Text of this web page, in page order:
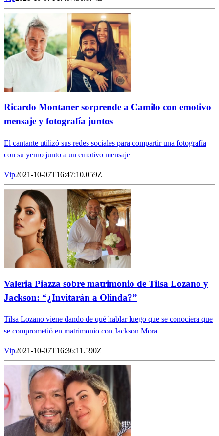
Ricardo Montaner sorprende a Camilo con emotivo
mensaje y fotografía juntos
El cantante utilizó sus redes sociales para compartir una fotografía
con su yerno junto a un emotivo mensaje.
Vip2021-10-07T16:47:10.059Z
Valeria Piazza sobre matrimonio de Tilsa Lozano y
Jackson: “¿Invitarán a Olinda?”
Tilsa Lozano viene dando de qué hablar luego que se conociera que
se comprometió en matrimonio con Jackson Mora.
Vip2021-10-07T16:36:11.590Z